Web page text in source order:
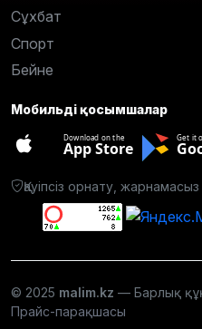
Сұхбат
Спорт
Бейне
Мобильді қосымшалар
Download on the
App Store
Get it
Қауіпсіз орнату,
© 2025 malim.kz — Барлық
Прайс-парақшасы